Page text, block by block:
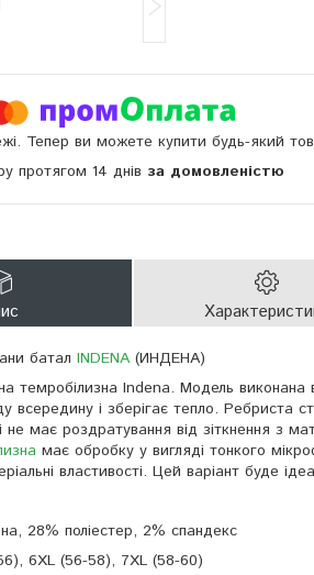
Тепер ви можете купити будь-який
протягом 14 днів за домовленістю
батал INDENA (ИНДЕНА)
темробілизна Indena. Модель
всередину і зберігає тепло. Ребриста
не має роздратування від зіткнення з
має обробку у вигляді тонкого
властивості. Цей варіант буде
28% поліестер, 2% спандекс
6XL (56-58), 7XL (58-60)